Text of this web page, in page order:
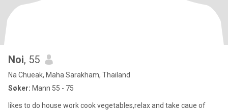
Noi, 55
Na Chueak, Maha Sarakham, Thailand
Søker: Mann 55 - 75
likes to do house work cook vegetables,relax and take caue of